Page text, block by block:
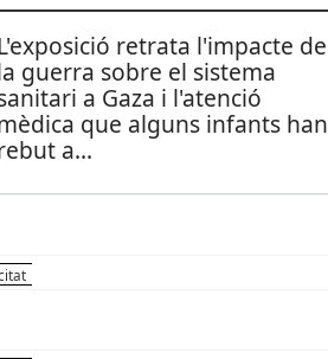
retrata l'impacte de
guerra sobre el sistema
a Gaza i l'atenció
que alguns infants han
a...